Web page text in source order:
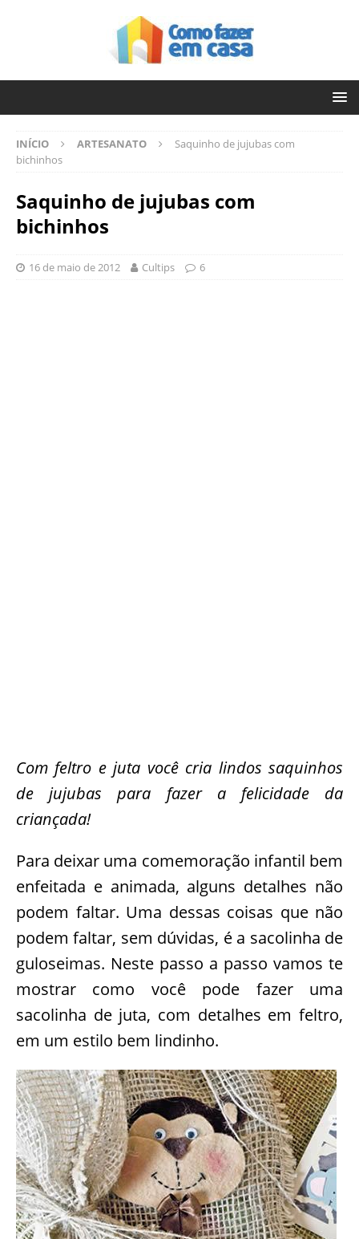
INÍCIO ARTESANATO
Saquinho de jujubas com
bichinhos
Saquinho de jujubas com
bichinhos
16 de maio de 2012 Cultips 6
Com feltro e juta você cria lindos saquinhos
de jujubas para fazer a felicidade da
criançada!
Para deixar uma comemoração infantil bem
enfeitada e animada, alguns detalhes não
podem faltar. Uma dessas coisas que não
podem faltar, sem dúvidas, é a sacolinha de
guloseimas. Neste passo a passo vamos te
mostrar como você pode fazer uma
sacolinha de juta, com detalhes em feltro,
em um estilo bem lindinho.